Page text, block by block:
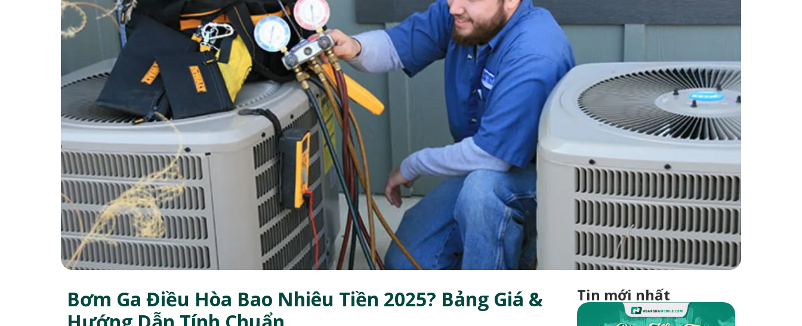
Bơm Ga Điều Hòa Bao Nhiêu Tiền 2025? Bảng Giá &
Tin mới nhất